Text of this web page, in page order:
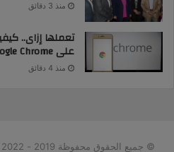
منذ 3 دقائق
تعملها إزاى..
على Google Chrome
منذ 4 دقائق
© جميع الحقوق محفوظة 2019 - 2022 -